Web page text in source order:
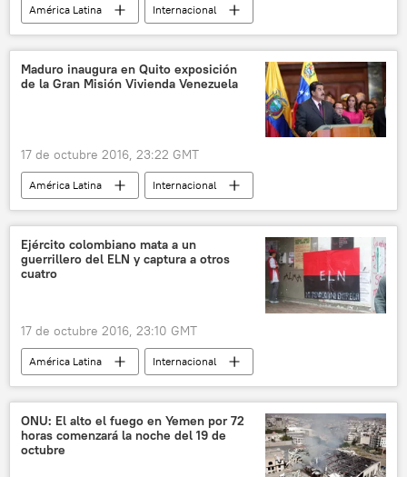
América Latina
Internacional
Nicaragua
Luis Almagro
Organización de Estados Americanos (OEA)
elecciones
noticias
Maduro inaugura en Quito exposición
de la Gran Misión Vivienda Venezuela
17 de octubre 2016, 23:22 GMT
América Latina
Internacional
Venezuela
Ecuador
Nicolás Maduro
Habitat III
noticias
Ejército colombiano mata a un
guerrillero del ELN y captura a otros
cuatro
17 de octubre 2016, 23:10 GMT
América Latina
Internacional
Colombia
Ejército de Liberación Nacional (ELN) de Colombia
noticias
ONU: El alto el fuego en Yemen por 72
horas comenzará la noche del 19 de
octubre